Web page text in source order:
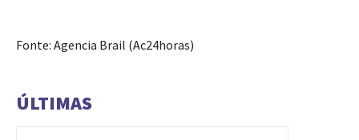
Fonte: Agencia Brail (Ac24horas)
ÚLTIMAS